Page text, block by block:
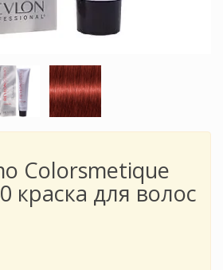
Colorsmetique
краска для волос